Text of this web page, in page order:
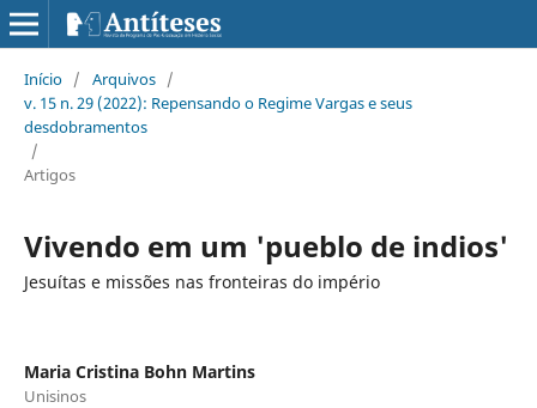
Início / Arquivos /
v. 15 n. 29 (2022): Repensando o Regime Vargas e seus
desdobramentos
/
Artigos
Vivendo em um 'pueblo de indios'
Jesuítas e missões nas fronteiras do império
Maria Cristina Bohn Martins
Unisinos